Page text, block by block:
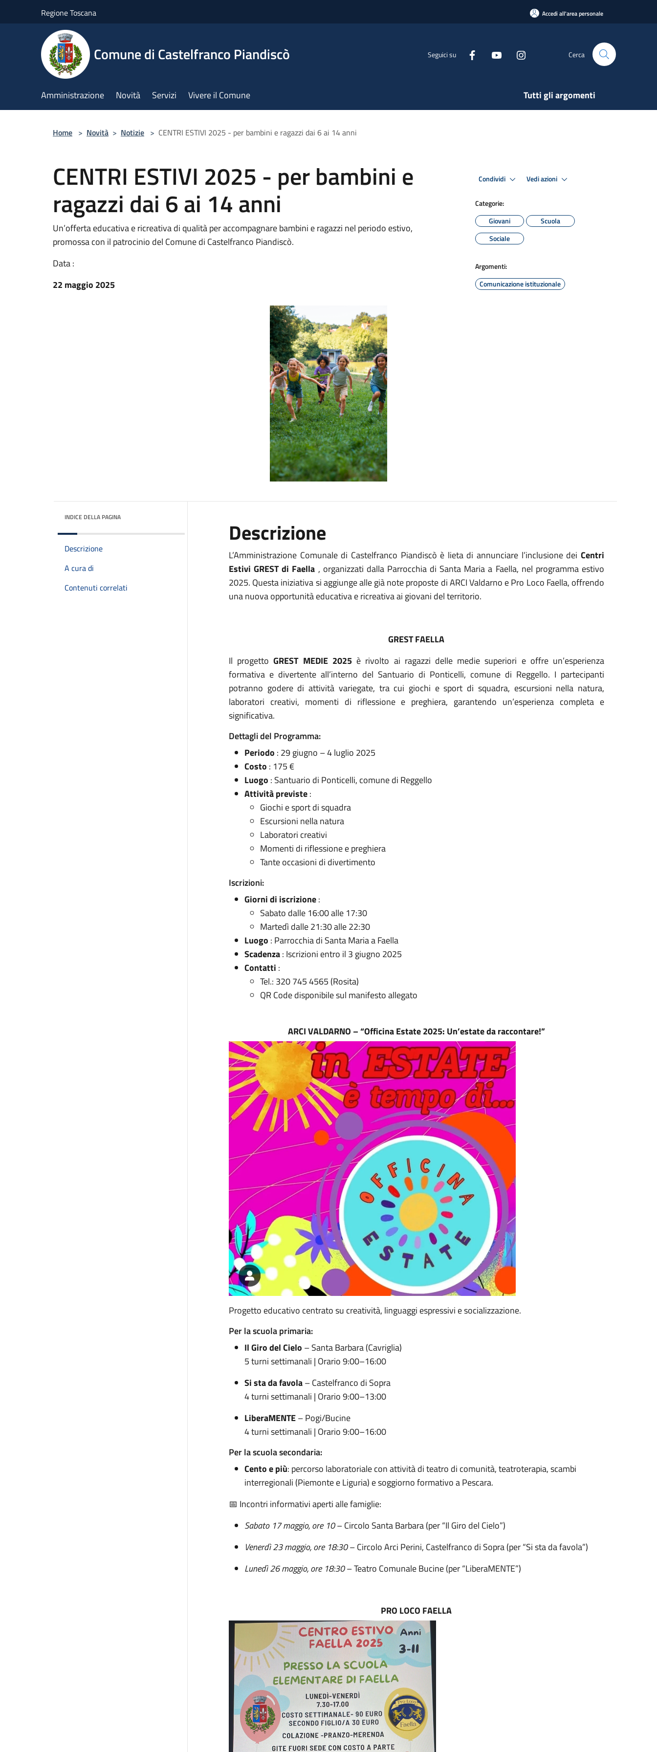
Regione Toscana Accedi all'area personale
Comune di Castelfranco Piandiscò Seguici su Cerca
Amministrazione Novità Servizi Vivere il Comune Tutti gli argomenti
Home > Novità > Notizie > CENTRI ESTIVI 2025 - per bambini e ragazzi dai 6 ai 14 anni
CENTRI ESTIVI 2025 - per bambini e
ragazzi dai 6 ai 14 anni
Un’offerta educativa e ricreativa di qualità per accompagnare bambini e ragazzi nel periodo estivo,
promossa con il patrocinio del Comune di Castelfranco Piandiscò.
Data :
22 maggio 2025
Condividi Vedi azioni
Categorie:
Giovani
Scuola
Sociale
Argomenti:
Comunicazione istituzionale
INDICE DELLA PAGINA
Descrizione
A cura di
Contenuti correlati
Descrizione
L’Amministrazione Comunale di Castelfranco Piandiscò è lieta di annunciare l’inclusione dei Centri
Estivi GREST di Faella , organizzati dalla Parrocchia di Santa Maria a Faella, nel programma estivo
2025. Questa iniziativa si aggiunge alle già note proposte di ARCI Valdarno e Pro Loco Faella, offrendo
una nuova opportunità educativa e ricreativa ai giovani del territorio.
GREST FAELLA
Il progettoGREST MEDIE 2025 è rivolto ai ragazzi delle medie superiori e offre un’esperienza
formativa e divertente all’interno del Santuario di Ponticelli, comune di Reggello. I partecipanti
potranno godere di attività variegate, tra cui giochi e sport di squadra, escursioni nella natura,
laboratori creativi, momenti di riflessione e preghiera, garantendo un’esperienza completa e
significativa.
Dettagli del Programma:
Periodo : 29 giugno – 4 luglio 2025
Costo : 175 €
Luogo : Santuario di Ponticelli, comune di Reggello
Attività previste:
Giochi e sport di squadra
Escursioni nella natura
Laboratori creativi
Momenti di riflessione e preghiera
Tante occasioni di divertimento
Iscrizioni:
Giorni di iscrizione:
Sabato dalle 16:00 alle 17:30
Martedì dalle 21:30 alle 22:30
Luogo : Parrocchia di Santa Maria a Faella
Scadenza: Iscrizioni entro il 3 giugno 2025
Contatti :
Tel.: 320 745 4565 (Rosita)
QR Code disponibile sul manifesto allegato
ARCI VALDARNO – “Officina Estate 2025: Un’estate da raccontare!”
Progetto educativo centrato su creatività, linguaggi espressivi e socializzazione.
Per la scuola primaria:
Il Giro del Cielo – Santa Barbara (Cavriglia)
5 turni settimanali | Orario 9:00–16:00
Si sta da favola– Castelfranco di Sopra
4 turni settimanali | Orario 9:00–13:00
LiberaMENTE– Pogi/Bucine
4 turni settimanali | Orario 9:00–16:00
Per la scuola secondaria:
Cento e più: percorso laboratoriale con attività di teatro di comunità, teatroterapia, scambi
interregionali (Piemonte e Liguria) e soggiorno formativo a Pescara.
📅 Incontri informativi aperti alle famiglie:
Sabato 17 maggio, ore 10– Circolo Santa Barbara (per “Il Giro del Cielo”)
Venerdì 23 maggio, ore 18:30– Circolo Arci Perini, Castelfranco di Sopra (per “Si sta da favola”)
Lunedì 26 maggio, ore 18:30– Teatro Comunale Bucine (per “LiberaMENTE”)
PRO LOCO FAELLA